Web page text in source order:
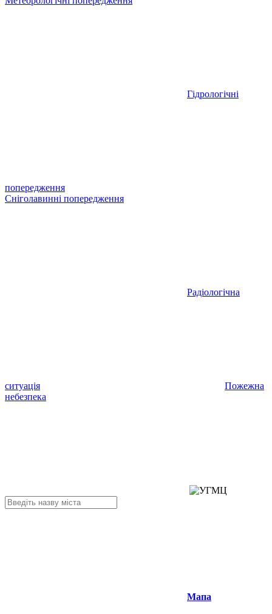
Гідрологічні
попередження
Сніголавинні попередження
Радіологічна
ситуація
Пожежна
небезпека
Мапа